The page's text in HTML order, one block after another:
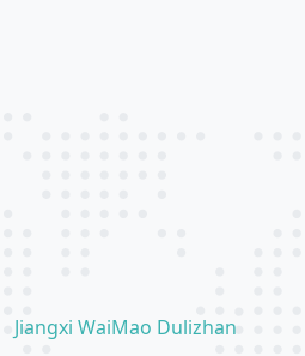
Jiangxi WaiMao Dulizhan